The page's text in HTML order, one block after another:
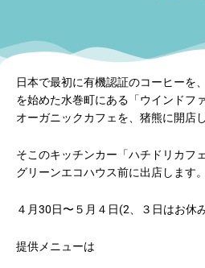
日本で最初に有機認証のコーヒーを
を始めた水巻町にある「ウインドフ
オーガニックカフェを、猪熊に開店
そこのキッチンカー「ハチドリカフ
グリーンエコハウス前に出店します。
４月30日〜５月４日(2、３日はお休
提供メニューは